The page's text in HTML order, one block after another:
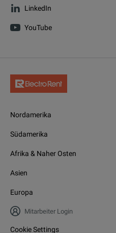
LinkedIn
YouTube
Nordamerika
Südamerika
Afrika & Naher Osten
Asien
Europa
Mitarbeiter Login
Cookie Settings